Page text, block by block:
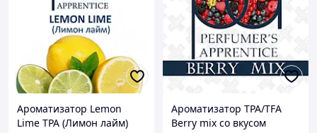
Ароматизатор Lemon
Lime TPA (Лимон лайм)
Ароматизатор TPA/TFA
Berry mix со вкусом